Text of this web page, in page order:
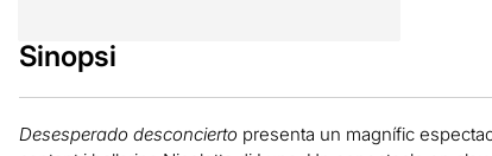
Sinopsi
Desesperado desconcierto presenta un magnífic